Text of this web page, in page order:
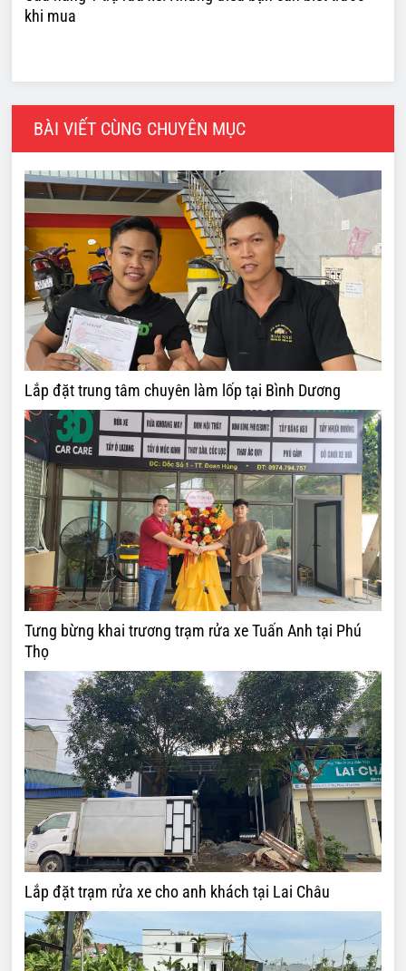
khi mua
BÀI VIẾT CÙNG CHUYÊN MỤC
Lắp đặt trung tâm chuyên làm lốp tại Bình Dương
Tưng bừng khai trương trạm rửa xe Tuấn Anh tại Phú
Thọ
Lắp đặt trạm rửa xe cho anh khách tại Lai Châu